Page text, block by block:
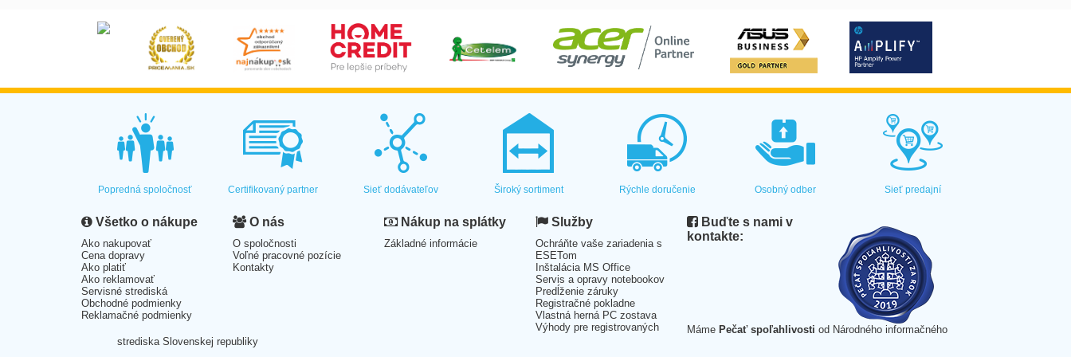
Popredná spoločnosť Certifikovaný partner Sieť dodávateľov Široký sortiment Rýchle doručenie Osobný odber Sieť predajní
Všetko o nákupe
Ako nakupovať
Cena dopravy
Ako platiť
Ako reklamovať
Servisné strediská
Obchodné podmienky
Reklamačné podmienky
O nás
O spoločnosti
Voľné pracovné pozície
Kontakty
Nákup na splátky
Základné informácie
Služby
Ochráňte vaše zariadenia s
ESETom
Inštalácia MS Office
Servis a opravy notebookov
Predĺženie záruky
Registračné pokladne
Vlastná herná PC zostava
Výhody pre registrovaných
Buďte s nami v
kontakte:
Máme Pečať spoľahlivosti od Národného informačného
strediska Slovenskej republiky